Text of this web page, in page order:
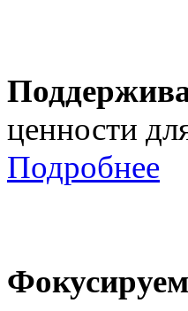
ценности
Подробнее